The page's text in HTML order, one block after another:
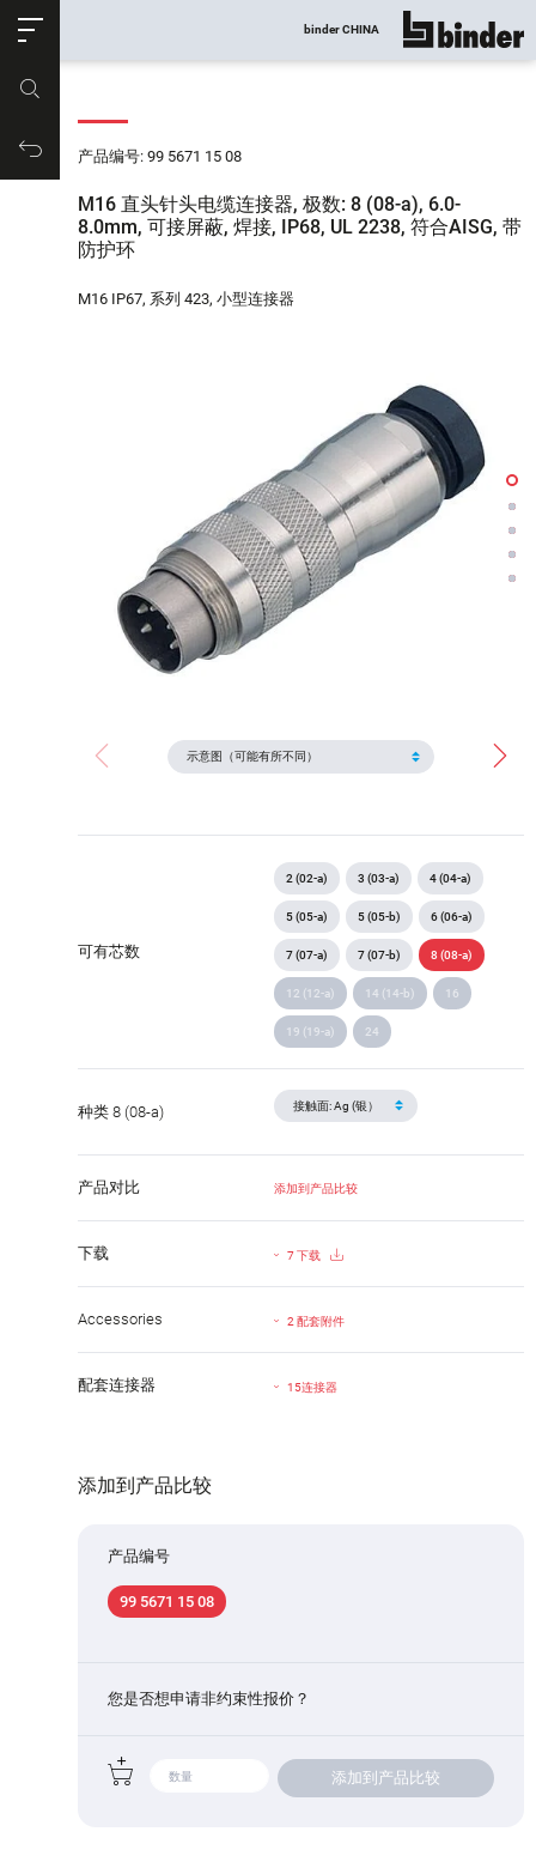
购物车
binder CHINA 显示所有
产品编号: 99 5671 15 08
M16 直头针头电缆连接器, 极数: 8 (08-a), 6.0-
8.0mm, 可接屏蔽, 焊接, IP68, UL 2238, 符合AISG, 带
防护环
M16 IP67, 系列 423, 小型连接器
可有芯数
2 (02-a) 3 (03-a) 4 (04-a)
5 (05-a) 5 (05-b) 6 (06-a)
7 (07-a) 7 (07-b) 8 (08-a)
12 (12-a) 14 (14-b) 16
19 (19-a) 24
种类 8 (08-a)
产品对比 添加到产品比较
下载 7 下载
Accessories 2 配套附件
配套连接器 15连接器
添加到产品比较
产品编号
99 5671 15 08
您是否想申请非约束性报价？
添加到产品比较